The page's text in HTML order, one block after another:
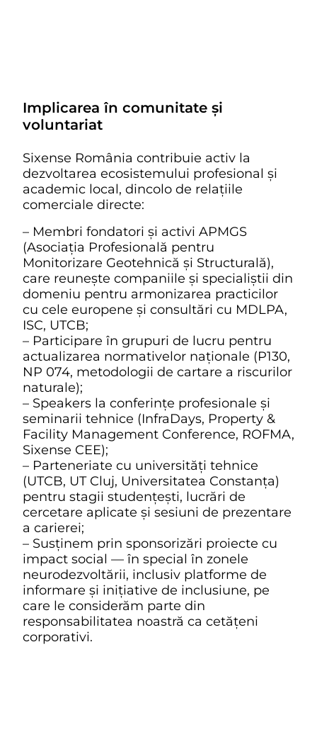
Implicarea în comunitate și
voluntariat
Sixense România contribuie activ la
dezvoltarea ecosistemului profesional și
academic local, dincolo de relațiile
comerciale directe:
– Membri fondatori și activi APMGS
(Asociația Profesională pentru
Monitorizare Geotehnică și Structurală),
care reunește companiile și specialiștii din
domeniu pentru armonizarea practicilor
cu cele europene și consultări cu MDLPA,
ISC, UTCB;
– Participare în grupuri de lucru pentru
actualizarea normativelor naționale (P130,
NP 074, metodologii de cartare a riscurilor
naturale);
– Speakers la conferințe profesionale și
seminarii tehnice (InfraDays, Property &
Facility Management Conference, ROFMA,
Sixense CEE);
– Parteneriate cu universități tehnice
(UTCB, UT Cluj, Universitatea Constanța)
pentru stagii studențești, lucrări de
cercetare aplicate și sesiuni de prezentare
a carierei;
– Susținem prin sponsorizări proiecte cu
impact social — în special în zonele
neurodezvoltării, inclusiv platforme de
informare și inițiative de inclusiune, pe
care le considerăm parte din
responsabilitatea noastră ca cetățeni
corporativi.